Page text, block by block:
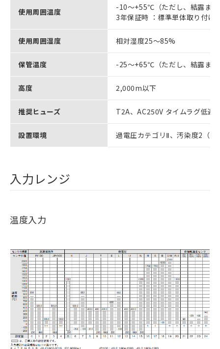
使用周囲温度
-10～+55℃（ただし、結露ま
3年保証時 ：標準単体取り付
使用周囲湿度 相対湿度25～85%
保管温度 -25～+65℃（ただし、結露ま
高度 2,000m以下
推奨ヒューズ T2A、AC250V タイムラグ低遮
設置環境 過電圧カテゴリⅡ、汚染度2（
入力レンジ
温度入力